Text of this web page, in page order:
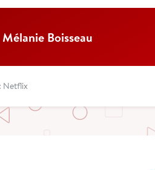
Mélanie Boisseau
Netflix